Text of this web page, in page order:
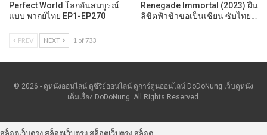
Perfect World โลกอันสมบูรณ์
แบบ พากย์ไทย EP1-EP270
Renegade Immortal (2023) ฝืน
ลิขิตฟ้าข้าขอเป็นเซียน ซับไทย…
PREV NEXT 1 of 733
© 2026 - ดูหนังออนไลน์ ดูซีรี่ย์ออนไลน์ ดูการ์ตูนออนไลน์ DoDoNung เว็บดูหนัง
เต็มเรื่อง DoDoNung. All Rights Reserved.